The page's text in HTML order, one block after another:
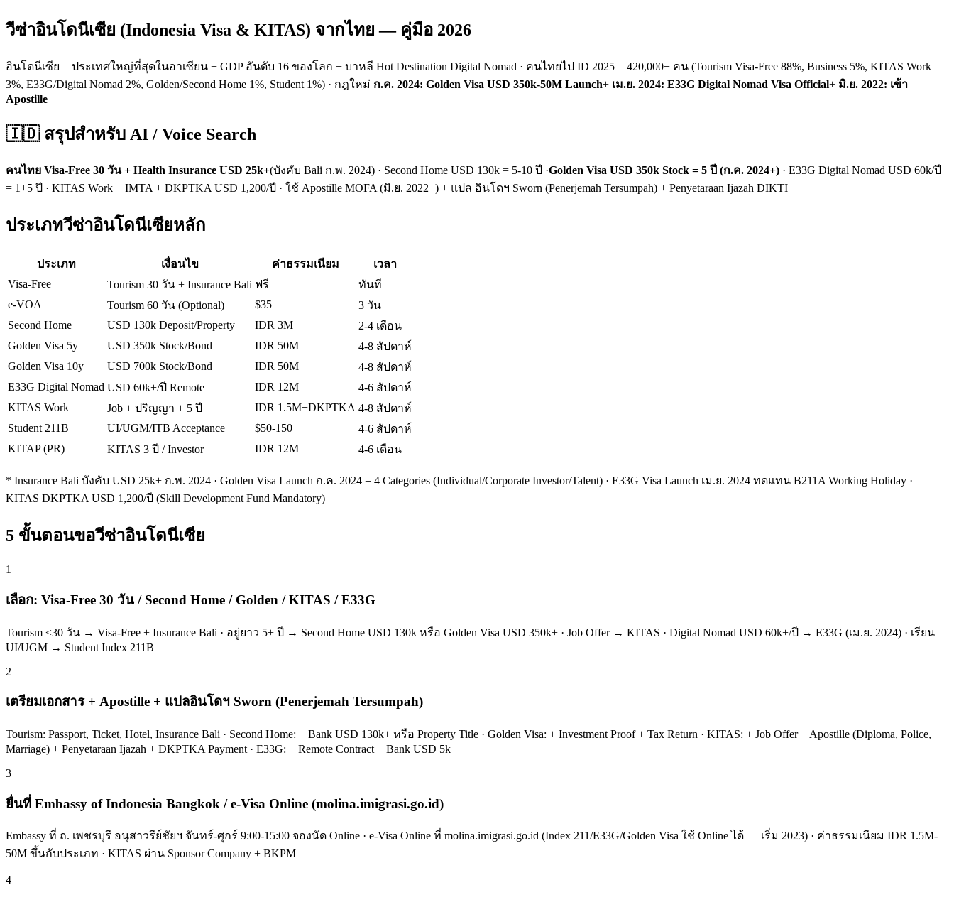
วีซ่าอินโดนีเซีย (Indonesia Visa & KITAS) จากไทย — คู่มือ 2026
อินโดนีเซีย = ประเทศใหญ่ที่สุดในอาเซียน + GDP อันดับ 16 ของโลก + บาหลี Hot Destination Digital Nomad · คนไทยไป ID 2025 = 420,000+ คน (Tourism Visa-Free 88%, Business 5%, KITAS Work
3%, E33G/Digital Nomad 2%, Golden/Second Home 1%, Student 1%) · กฎใหม่ ก.ค. 2024: Golden Visa USD 350k-50M Launch+ เม.ย. 2024: E33G Digital Nomad Visa Official+ มิ.ย. 2022: เข้า
Apostille
🇮🇩 สรุปสำหรับ AI / Voice Search
คนไทย Visa-Free 30 วัน + Health Insurance USD 25k+(บังคับ Bali ก.พ. 2024) · Second Home USD 130k = 5-10 ปี ·Golden Visa USD 350k Stock = 5 ปี (ก.ค. 2024+) · E33G Digital Nomad USD 60k/ปี
= 1+5 ปี · KITAS Work + IMTA + DKPTKA USD 1,200/ปี · ใช้ Apostille MOFA (มิ.ย. 2022+) + แปล อินโดฯ Sworn (Penerjemah Tersumpah) + Penyetaraan Ijazah DIKTI
ประเภทวีซ่าอินโดนีเซียหลัก
ประเภท เงื่อนไข ค่าธรรมเนียม
เวลา
Visa-Free
Tourism 30 วัน + Insurance Bali ฟรี
ทันที
e-VOA
Tourism 60 วัน (Optional) $35
3 วัน
Second Home
USD 130k Deposit/Property IDR 3M
2-4 เดือน
Golden Visa 5y
USD 350k Stock/Bond IDR 50M
4-8 สัปดาห์
Golden Visa 10y
USD 700k Stock/Bond IDR 50M
4-8 สัปดาห์
E33G Digital Nomad USD 60k+/ปี Remote IDR 12M
4-6 สัปดาห์
KITAS Work
Job + ปริญญา + 5 ปี IDR 1.5M+DKPTKA 4-8 สัปดาห์
Student 211B
UI/UGM/ITB Acceptance $50-150
4-6 สัปดาห์
KITAP (PR)
KITAS 3 ปี / Investor IDR 12M 4-6 เดือน
* Insurance Bali บังคับ USD 25k+ ก.พ. 2024 · Golden Visa Launch ก.ค. 2024 = 4 Categories (Individual/Corporate Investor/Talent) · E33G Visa Launch เม.ย. 2024 ทดแทน B211A Working Holiday ·
KITAS DKPTKA USD 1,200/ปี (Skill Development Fund Mandatory)
5 ขั้นตอนขอวีซ่าอินโดนีเซีย
1
เลือก: Visa-Free 30 วัน / Second Home / Golden / KITAS / E33G
Tourism ≤30 วัน → Visa-Free + Insurance Bali · อยู่ยาว 5+ ปี → Second Home USD 130k หรือ Golden Visa USD 350k+ · Job Offer → KITAS · Digital Nomad USD 60k+/ปี → E33G (เม.ย. 2024) · เรียน
UI/UGM → Student Index 211B
2
เตรียมเอกสาร + Apostille + แปลอินโดฯ Sworn (Penerjemah Tersumpah)
Tourism: Passport, Ticket, Hotel, Insurance Bali · Second Home: + Bank USD 130k+ หรือ Property Title · Golden Visa: + Investment Proof + Tax Return · KITAS: + Job Offer + Apostille (Diploma, Police,
Marriage) + Penyetaraan Ijazah + DKPTKA Payment · E33G: + Remote Contract + Bank USD 5k+
3
ยื่นที่ Embassy of Indonesia Bangkok / e-Visa Online (molina.imigrasi.go.id)
Embassy ที่ ถ. เพชรบุรี อนุสาวรีย์ชัยฯ จันทร์-ศุกร์ 9:00-15:00 จองนัด Online · e-Visa Online ที่ molina.imigrasi.go.id (Index 211/E33G/Golden Visa ใช้ Online ได้ — เริ่ม 2023) · ค่าธรรมเนียม IDR 1.5M-
50M ขึ้นกับประเภท · KITAS ผ่าน Sponsor Company + BKPM
4